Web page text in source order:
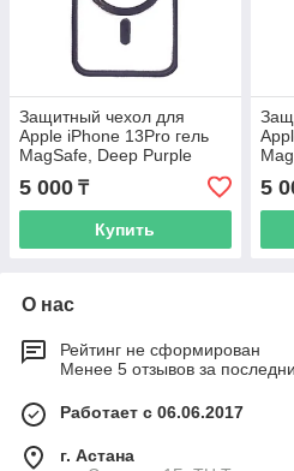
Защитный чехол для
Apple iPhone 13Pro гель
MagSafe, Deep Purple
5 000 ₸
Купить
5
О нас
Рейтинг не сформирован
Менее 5 отзывов за
Работает с 06.06.2017
г. Астана